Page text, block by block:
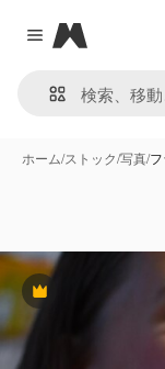
Close menu
Magnific
ホーム/ストック/写真/
Premium